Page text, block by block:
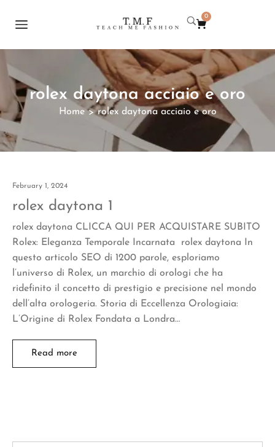
0
rolex daytona acciaio e oro
Home > rolex daytona acciaio e oro
February 1, 2024
rolex daytona 1
rolex daytona CLICCA QUI PER ACQUISTARE SUBITO
Rolex: Eleganza Temporale Incarnata rolex daytona In
questo articolo SEO di 1200 parole, esploriamo
l’universo di Rolex, un marchio di orologi che ha
ridefinito il concetto di prestigio e precisione nel mondo
dell’alta orologeria. Storia di Eccellenza Orologiaia:
L’Origine di Rolex Fondata a Londra…
Read more